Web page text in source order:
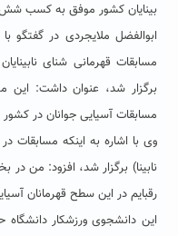
بینایان کشور موفق به کسب
ابوالفضل ملایجردی در گفتگو
مسابقات قهرمانی شنای
برگزار شد، عنوان داشت:
مسابقات آسیایی جوانان در کشور
رقبایم در این سطح قهرمانان
این دانشجوی ورزشکار